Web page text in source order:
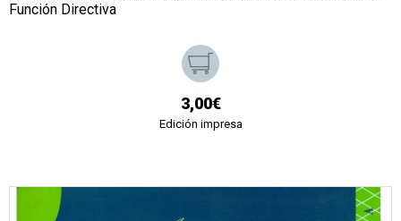
Función Directiva
3,00€
Edición impresa